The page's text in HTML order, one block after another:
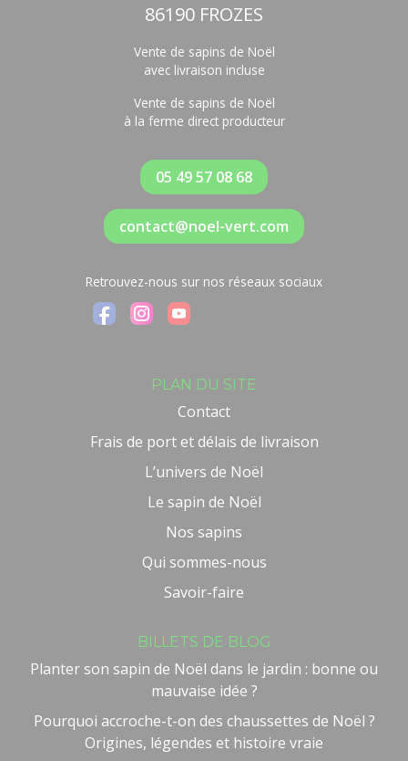
86190 FROZES
Vente de sapins de Noël
avec livraison incluse
Vente de sapins de Noël
à la ferme direct producteur
05 49 57 08 68
contact@noel-vert.com
Retrouvez-nous sur nos réseaux sociaux
PLAN DU SITE
Contact
Frais de port et délais de livraison
L’univers de Noël
Le sapin de Noël
Nos sapins
Qui sommes-nous
Savoir-faire
BILLETS DE BLOG
Planter son sapin de Noël dans le jardin : bonne ou
mauvaise idée ?
Pourquoi accroche-t-on des chaussettes de Noël ?
Origines, légendes et histoire vraie